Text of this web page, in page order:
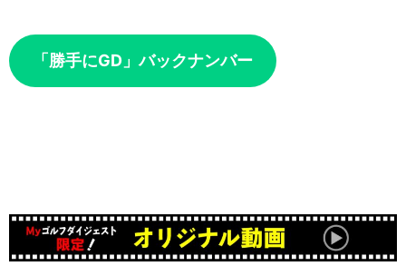
「勝手にGD」バックナンバー